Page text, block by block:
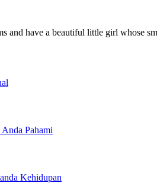
and have a beautiful little girl whose